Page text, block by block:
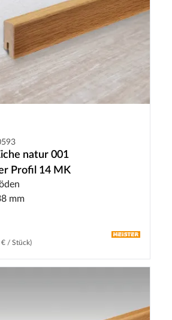
natur 001
Profil 14 MK
mm
€ / Stück)